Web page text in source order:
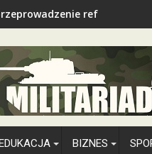
referendum
BIZNES